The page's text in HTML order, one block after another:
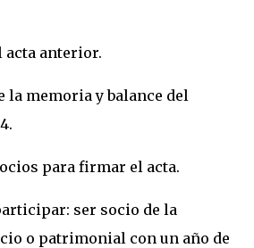
acta anterior.
la memoria y balance del
para firmar el acta.
ser socio de la
o patrimonial con un año de